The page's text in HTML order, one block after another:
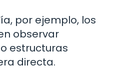
por ejemplo, los
observar
estructuras
directa.